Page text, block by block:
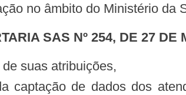
no âmbito do Ministério da
SAS Nº 254, DE 27
de suas atribuições,
captação de dados dos